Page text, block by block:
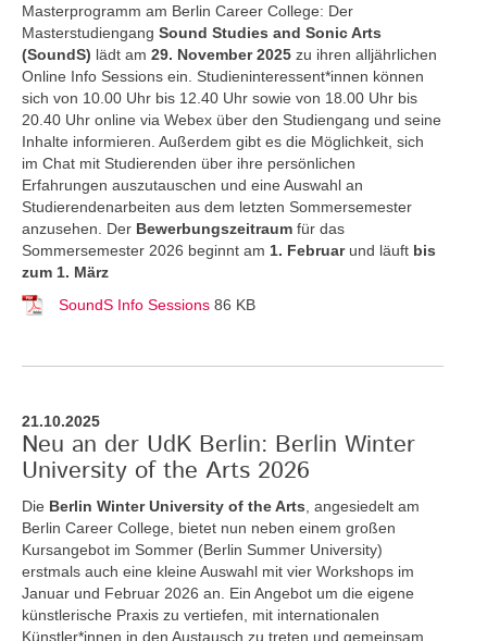
Masterprogramm am Berlin Career College: Der
Masterstudiengang Sound Studies and Sonic Arts
(SoundS) lädt am 29. November 2025 zu ihren alljährlichen
Online Info Sessions ein. Studieninteressent*innen können
sich von 10.00 Uhr bis 12.40 Uhr sowie von 18.00 Uhr bis
20.40 Uhr online via Webex über den Studiengang und seine
Inhalte informieren. Außerdem gibt es die Möglichkeit, sich
im Chat mit Studierenden über ihre persönlichen
Erfahrungen auszutauschen und eine Auswahl an
Studierendenarbeiten aus dem letzten Sommersemester
anzusehen. Der Bewerbungszeitraum für das
Sommersemester 2026 beginnt am 1. Februar und läuft bis
zum 1. März
SoundS Info Sessions 86 KB
21.10.2025
Neu an der UdK Berlin: Berlin Winter
University of the Arts 2026
Die Berlin Winter University of the Arts , angesiedelt am
Berlin Career College, bietet nun neben einem großen
Kursangebot im Sommer (Berlin Summer University)
erstmals auch eine kleine Auswahl mit vier Workshops im
Januar und Februar 2026 an. Ein Angebot um die eigene
künstlerische Praxis zu vertiefen, mit internationalen
Künstler*innen in den Austausch zu treten und gemeinsam